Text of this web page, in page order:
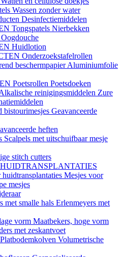
Wassen zonder water
Desinfectiemiddelen
Tongspatels Nierbekken
Oogdouche
Huidlotion
Onderzoekstafelrollen
beschermpapierAluminiumfolie
Poetsrollen Poetsdoeken
reinigingsmiddelen Zure
bistourimesjes Geavanceerde
heften
Scalpels met uitschuifbaar mesje
stitch cutters
Mesjes voor
mesjes
met smalle hals Erlenmeyers met
vorm Maatbekers, hoge vorm
met zeskantvoet
Platbodemkolven Volumetrische